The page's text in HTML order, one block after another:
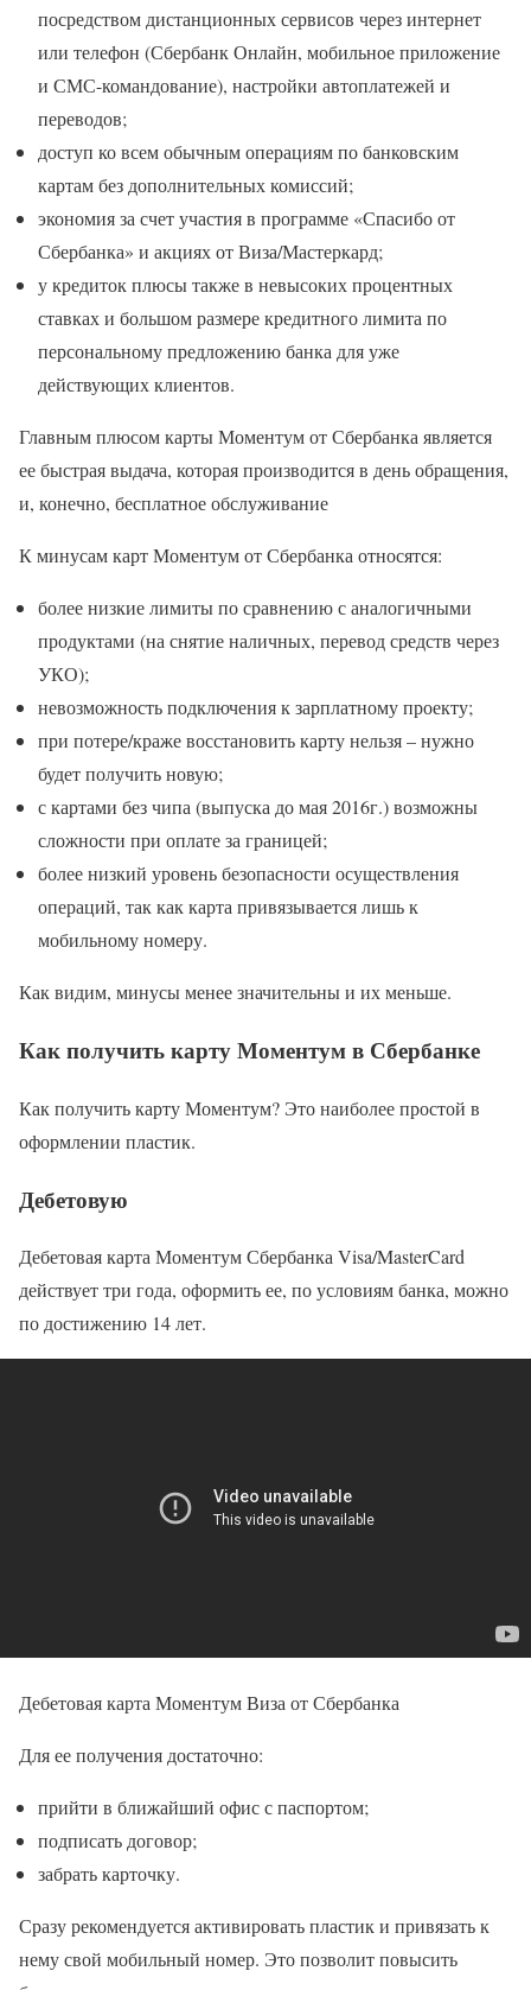
посредством дистанционных сервисов через интернет
или телефон (Сбербанк Онлайн, мобильное приложение
и СМС-командование), настройки автоплатежей и
переводов;
доступ ко всем обычным операциям по банковским
картам без дополнительных комиссий;
экономия за счет участия в программе «Спасибо от
Сбербанка» и акциях от Виза/Мастеркард;
у кредиток плюсы также в невысоких процентных
ставках и большом размере кредитного лимита по
персональному предложению банка для уже
действующих клиентов.
Главным плюсом карты Моментум от Сбербанка является
ее быстрая выдача, которая производится в день обращения,
и, конечно, бесплатное обслуживание
К минусам карт Моментум от Сбербанка относятся:
более низкие лимиты по сравнению с аналогичными
продуктами (на снятие наличных, перевод средств через
УКО);
невозможность подключения к зарплатному проекту;
при потере/краже восстановить карту нельзя – нужно
будет получить новую;
с картами без чипа (выпуска до мая 2016г.) возможны
сложности при оплате за границей;
более низкий уровень безопасности осуществления
операций, так как карта привязывается лишь к
мобильному номеру.
Как видим, минусы менее значительны и их меньше.
Как получить карту Моментум в Сбербанке
Как получить карту Моментум? Это наиболее простой в
оформлении пластик.
Дебетовую
Дебетовая карта Моментум Сбербанка Visa/MasterCard
действует три года, оформить ее, по условиям банка, можно
по достижению 14 лет.
Дебетовая карта Моментум Виза от Сбербанка
Для ее получения достаточно:
прийти в ближайший офис с паспортом;
подписать договор;
забрать карточку.
Сразу рекомендуется активировать пластик и привязать к
нему свой мобильный номер. Это позволит повысить